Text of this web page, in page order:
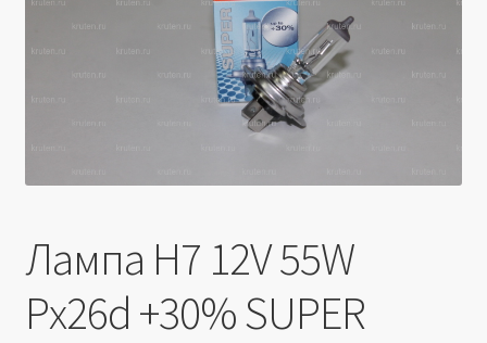
Лампа H7 12V 55W
Px26d +30% SUPER